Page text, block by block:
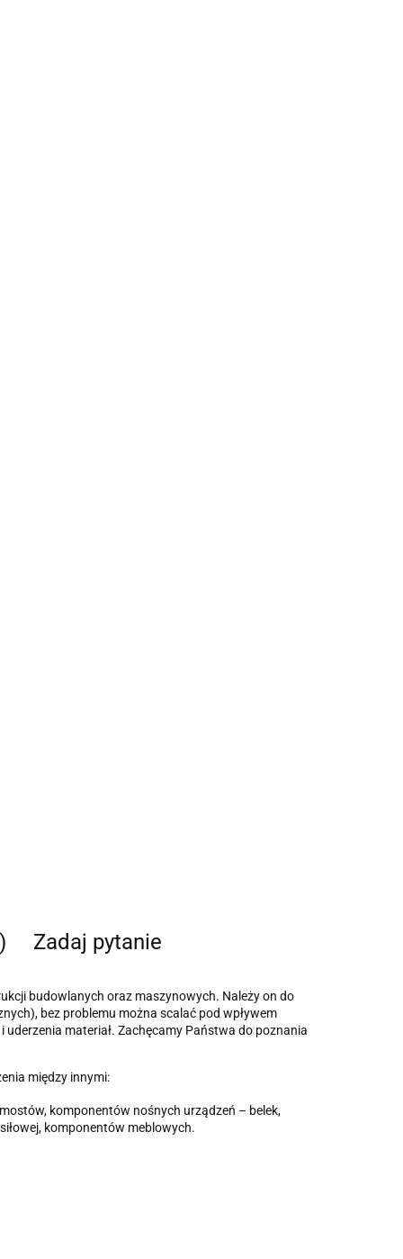
Zadaj pytanie
budowlanych oraz maszynowych. Należy on do
bez problemu można scalać pod wpływem
materiał. Zachęcamy Państwa do poznania
między innymi:
komponentów nośnych urządzeń – belek,
komponentów meblowych.